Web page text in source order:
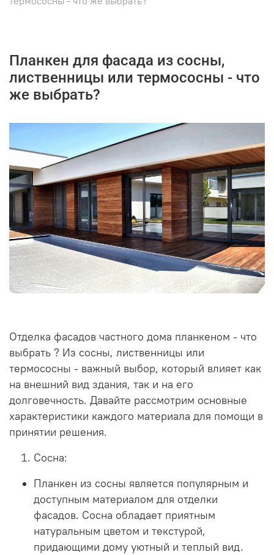
Планкен для фасада из сосны,
лиственницы или термососны - что
же выбрать?
Отделка фасадов частного дома планкеном - что
выбрать ? Из сосны, лиственницы или
термососны - важный выбор, который влияет как
на внешний вид здания, так и на его
долговечность. Давайте рассмотрим основные
характеристики каждого материала для помощи в
принятии решения.
Сосна:
Планкен из сосны является популярным и
доступным материалом для отделки
фасадов. Сосна обладает приятным
натуральным цветом и текстурой,
придающими дому уютный и теплый вид.